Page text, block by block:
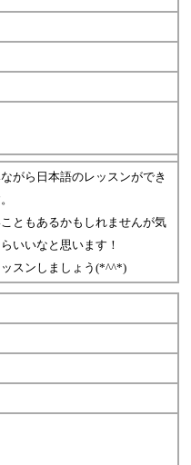
がら日本語のレッスンができ
ともあるかもしれませんが気
いいなと思います！
スンしましょう(*^^*)